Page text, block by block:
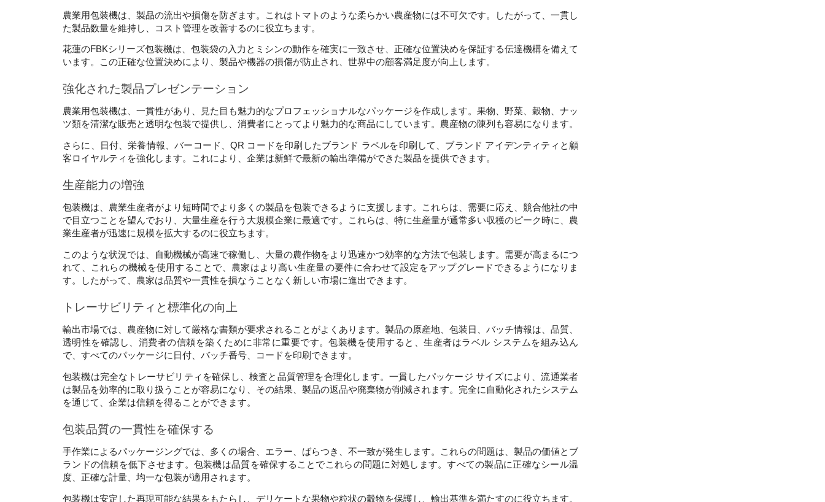
農業用包装機は、製品の流出や損傷を防ぎます。これはトマトのような柔らかい農産物には不可欠です。したがって、一貫し
た製品数量を維持し、コスト管理を改善するのに役立ちます。
花蓮のFBKシリーズ包装機は、包装袋の入力とミシンの動作を確実に一致させ、正確な位置決めを保証する伝達機構を備えて
います。この正確な位置決めにより、製品や機器の損傷が防止され、世界中の顧客満足度が向上します。
強化された製品プレゼンテーション
農業用包装機は、一貫性があり、見た目も魅力的なプロフェッショナルなパッケージを作成します。果物、野菜、穀物、ナッ
さらに、日付、栄養情報、バーコード、QR コードを印刷したブランド ラベルを印刷して、ブランド アイデンティティと顧
客ロイヤルティを強化します。これにより、企業は新鮮で最新の輸出準備ができた製品を提供できます。
生産能力の増強
包装機は、農業生産者がより短時間でより多くの製品を包装できるように支援します。これらは、需要に応え、競合他社の中
で目立つことを望んでおり、大量生産を行う大規模企業に最適です。これらは、特に生産量が通常多い収穫のピーク時に、農
業生産者が迅速に規模を拡大するのに役立ちます。
このような状況では、自動機械が高速で稼働し、大量の農作物をより迅速かつ効率的な方法で包装します。需要が高まるにつ
れて、これらの機械を使用することで、農家はより高い生産量の要件に合わせて設定をアップグレードできるようになりま
す。したがって、農家は品質や一貫性を損なうことなく新しい市場に進出できます。
トレーサビリティと標準化の向上
輸出市場では、農産物に対して厳格な書類が要求されることがよくあります。製品の原産地、包装日、バッチ情報は、品質、
透明性を確認し、消費者の信頼を築くために非常に重要です。包装機を使用すると、生産者はラベル システムを組み込ん
で、すべてのパッケージに日付、バッチ番号、コードを印刷できます。
包装機は完全なトレーサビリティを確保し、検査と品質管理を合理化します。一貫したパッケージ サイズにより、流通業者
は製品を効率的に取り扱うことが容易になり、その結果、製品の返品や廃棄物が削減されます。完全に自動化されたシステム
を通じて、企業は信頼を得ることができます。
包装品質の一貫性を確保する
手作業によるパッケージングでは、多くの場合、エラー、ばらつき、不一致が発生します。これらの問題は、製品の価値とブ
ランドの信頼を低下させます。包装機は品質を確保することでこれらの問題に対処します。すべての製品に正確なシール温
度、正確な計量、均一な包装が適用されます。